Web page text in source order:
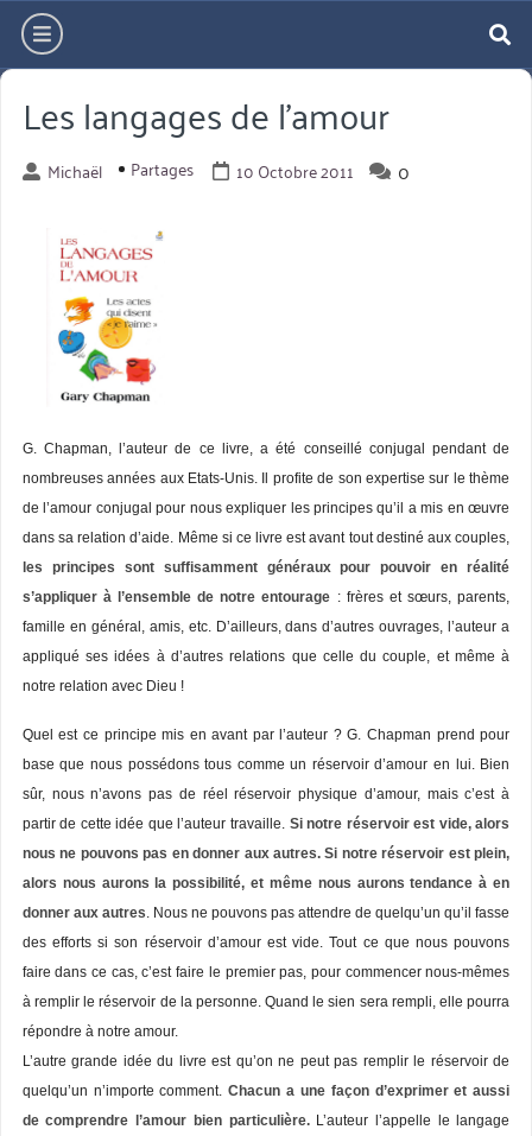
Aller
directement
au
contenu
hamburger
Les langages de l’amour
Michaël Partages 10 Octobre 2011 0
G. Chapman, l’auteur de ce livre, a été conseillé conjugal pendant de
nombreuses années aux Etats-Unis. Il profite de son expertise sur le thème
de l’amour conjugal pour nous expliquer les principes qu’il a mis en œuvre
dans sa relation d’aide. Même si ce livre est avant tout destiné aux couples,
les principes sont suffisamment généraux pour pouvoir en réalité
s’appliquer à l’ensemble de notre entourage : frères et sœurs, parents,
famille en général, amis, etc. D’ailleurs, dans d’autres ouvrages, l’auteur a
appliqué ses idées à d’autres relations que celle du couple, et même à
notre relation avec Dieu !
Quel est ce principe mis en avant par l’auteur ? G. Chapman prend pour
base que nous possédons tous comme un réservoir d’amour en lui. Bien
sûr, nous n’avons pas de réel réservoir physique d’amour, mais c’est à
partir de cette idée que l’auteur travaille. Si notre réservoir est vide, alors
nous ne pouvons pas en donner aux autres. Si notre réservoir est plein,
alors nous aurons la possibilité, et même nous aurons tendance à en
donner aux autres. Nous ne pouvons pas attendre de quelqu’un qu’il fasse
des efforts si son réservoir d’amour est vide. Tout ce que nous pouvons
faire dans ce cas, c’est faire le premier pas, pour commencer nous-mêmes
à remplir le réservoir de la personne. Quand le sien sera rempli, elle pourra
répondre à notre amour.
L’autre grande idée du livre est qu’on ne peut pas remplir le réservoir de
quelqu’un n’importe comment.Chacun a une façon d’exprimer et aussi
de comprendre l’amour bien particulière.L’auteur l’appelle le langage